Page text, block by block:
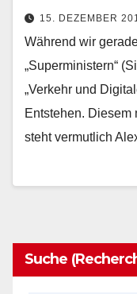
15. DEZEMBER
Während wir
„Superministern“
„Verkehr und
Entstehen.
steht vermutlich
Suche